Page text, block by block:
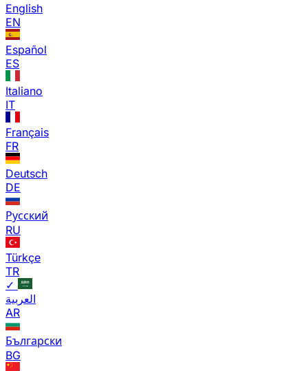
English
EN
Español
ES
Italiano
IT
Français
FR
Deutsch
DE
Русский
RU
Türkçe
TR
✓
العربية
AR
Български
BG